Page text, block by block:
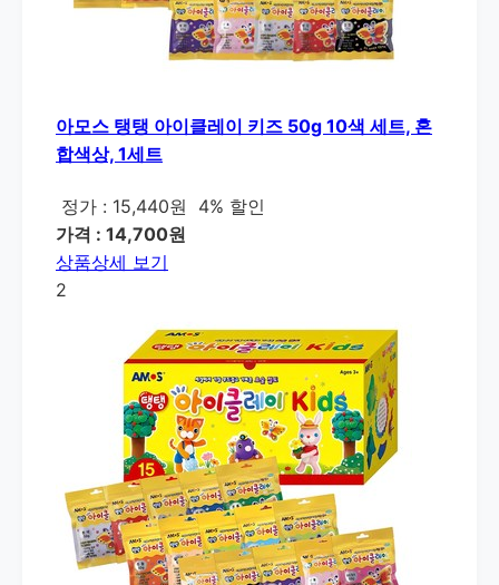
아모스 탱탱 아이클레이 키즈 50g 10색 세트, 혼
합색상, 1세트
정가 : 15,440원
4% 할인
가격 : 14,700원
상품상세 보기
2